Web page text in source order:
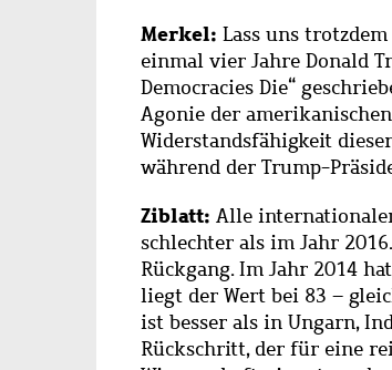
Merkel: Lass uns
einmal vier Jahre Donald
Democracies Die“
Agonie der
Widerstandsfähigkeit
während der Trump-
Ziblatt: Alle
schlechter als im Jahr
Rückgang. Im Jahr 2014
liegt der Wert bei 83 –
ist besser als in Ungarn,
Rückschritt, der für eine